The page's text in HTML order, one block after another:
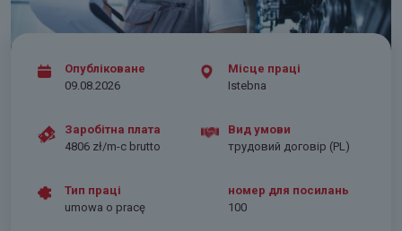
Опубліковане
09.08.2026
Місце праці
Istebna
Заробітна плата
4806 zł/m-c brutto
Вид умови
трудовий договір (PL)
Тип праці
umowa o pracę
номер для посилань
100